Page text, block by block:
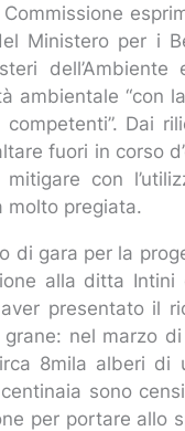
Ministero per i
ambientale “con
Dai
fuori in corso
con
molto pregiata.
di gara per la
alla ditta
presentato il
nel marzo
8mila alberi di
sono
per portare allo